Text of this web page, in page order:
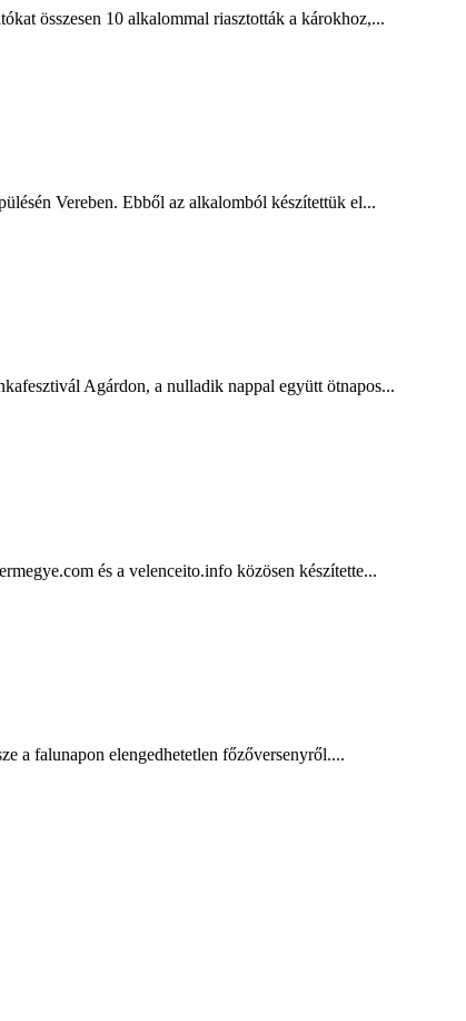
összesen 10 alkalommal riasztották a károkhoz,...
Vereben. Ebből az alkalomból készítettük el...
Agárdon, a nulladik nappal együtt ötnapos...
és a velenceito.info közösen készítette...
a falunapon elengedhetetlen főzőversenyről....